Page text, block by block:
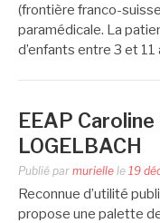
(frontière franco-
paramédicale. La
d’enfants entre 3 et
EEAP Caroline
LOGELBACH
Publié par murielle le 19
Reconnue d’utilité
propose une palette